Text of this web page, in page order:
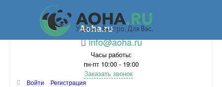
Aoha.ru
info@aoha.ru
Часы работы:
пн-пт 10:00 - 19:00
Заказать звонок
Войти
Регистрация